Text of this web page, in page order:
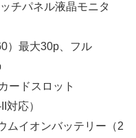
チパネル液晶モニタ
）最大30p、フル
ードスロット
対応）
ムイオンバッテリー（2